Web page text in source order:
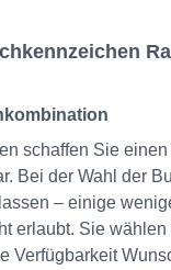
schaffen Sie
Bei der Wahl der
– einige
erlaubt. Sie
Verfügbarkeit